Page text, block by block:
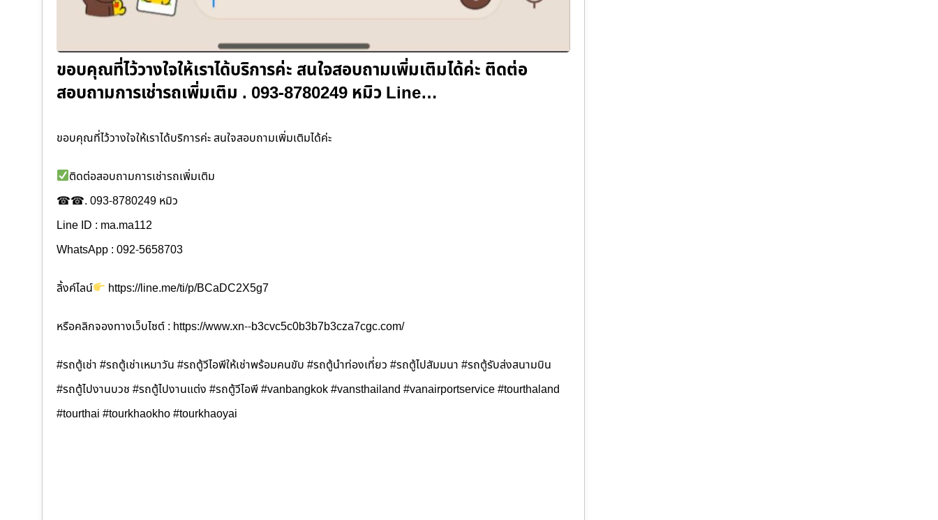
ขอบคุณที่ไว้วางใจให้เราได้บริการค่ะ สนใจสอบถามเพิ่มเติมได้ค่ะ ติดต่อ
สอบถามการเช่ารถเพิ่มเติม . 093-8780249 หมิว Line…
ขอบคุณที่ไว้วางใจให้เราได้บริการค่ะ สนใจสอบถามเพิ่มเติมได้ค่ะ
ติดต่อสอบถามการเช่ารถเพิ่มเติม
☎☎. 093-8780249 หมิว
Line ID : ma.ma112
WhatsApp : 092-5658703
ลิ้งค์ไลน์ https://line.me/ti/p/BCaDC2X5g7
หรือคลิกจองทางเว็บไซต์ : https://www.xn--b3cvc5c0b3b7b3cza7cgc.com/
#รถตู้เช่า #รถตู้เช่าเหมาวัน #รถตู้วีไอพีให้เช่าพร้อมคนขับ #รถตู้นำท่องเที่ยว #รถตู้ไปสัมมนา #รถตู้รับส่งสนามบิน
#รถตู้ไปงานบวช #รถตู้ไปงานแต่ง #รถตู้วีไอพี #vanbangkok #vansthailand #vanairportservice #tourthaland
#tourthai #tourkhaokho #tourkhaoyai